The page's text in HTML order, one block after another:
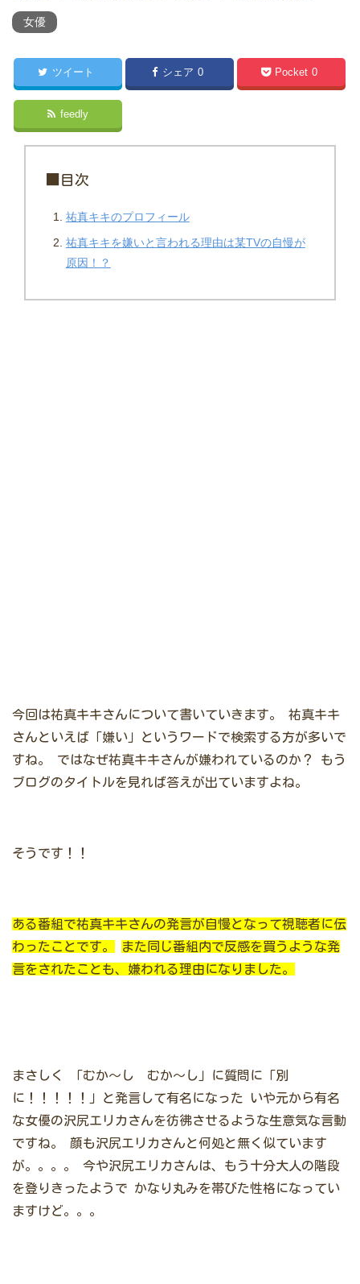
女優
ツイート シェア 0 Pocket 0
feedly
■目次
祐真キキのプロフィール
祐真キキを嫌いと言われる理由は某TVの自慢が
原因！？
今回は祐真キキさんについて書いていきます。
祐真キキ
さんといえば「嫌い」というワードで検索する方が多いで
すね。
ではなぜ祐真キキさんが嫌われているのか？
もう
ブログのタイトルを見れば答えが出ていますよね。
そうです！！
ある番組で祐真キキさんの発言が自慢となって視聴者に伝
わったことです。
また同じ番組内で反感を買うような発
言をされたことも、嫌われる理由になりました。
まさしく
「むか～し むか～し」に質問に「別
に！！！！！」と発言して有名になった
いや元から有名
な女優の沢尻エリカさんを彷彿させるような生意気な言動
ですね。
顔も沢尻エリカさんと何処と無く似ています
が。。。。
今や沢尻エリカさんは、もう十分大人の階段
を登りきったようで かなり丸みを帯びた性格になってい
ますけど。。。